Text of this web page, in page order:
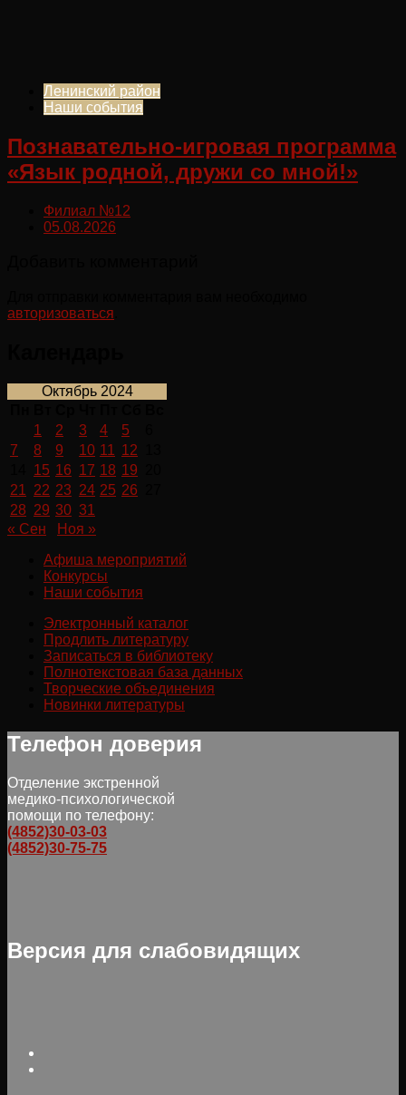
Ленинский район
Наши события
Познавательно-игровая программа
«Язык родной, дружи со мной!»
Филиал №12
05.08.2026
авторизоваться
Октябрь 2024
1
2 3 4 5
7
8 9 10 11 12
15 16 17 18 19
21 22 23 24 25 26
28 29 30 31
« Сен
Ноя »
Афиша мероприятий
Конкурсы
Наши события
Электронный каталог
Продлить литературу
Записаться в библиотеку
Полнотекстовая база данных
Творческие объединения
Новинки литературы
Телефон доверия
Отделение экстренной
медико-психологической
помощи по телефону:
(4852)30-03-03
(4852)30-75-75
Версия для слабовидящих